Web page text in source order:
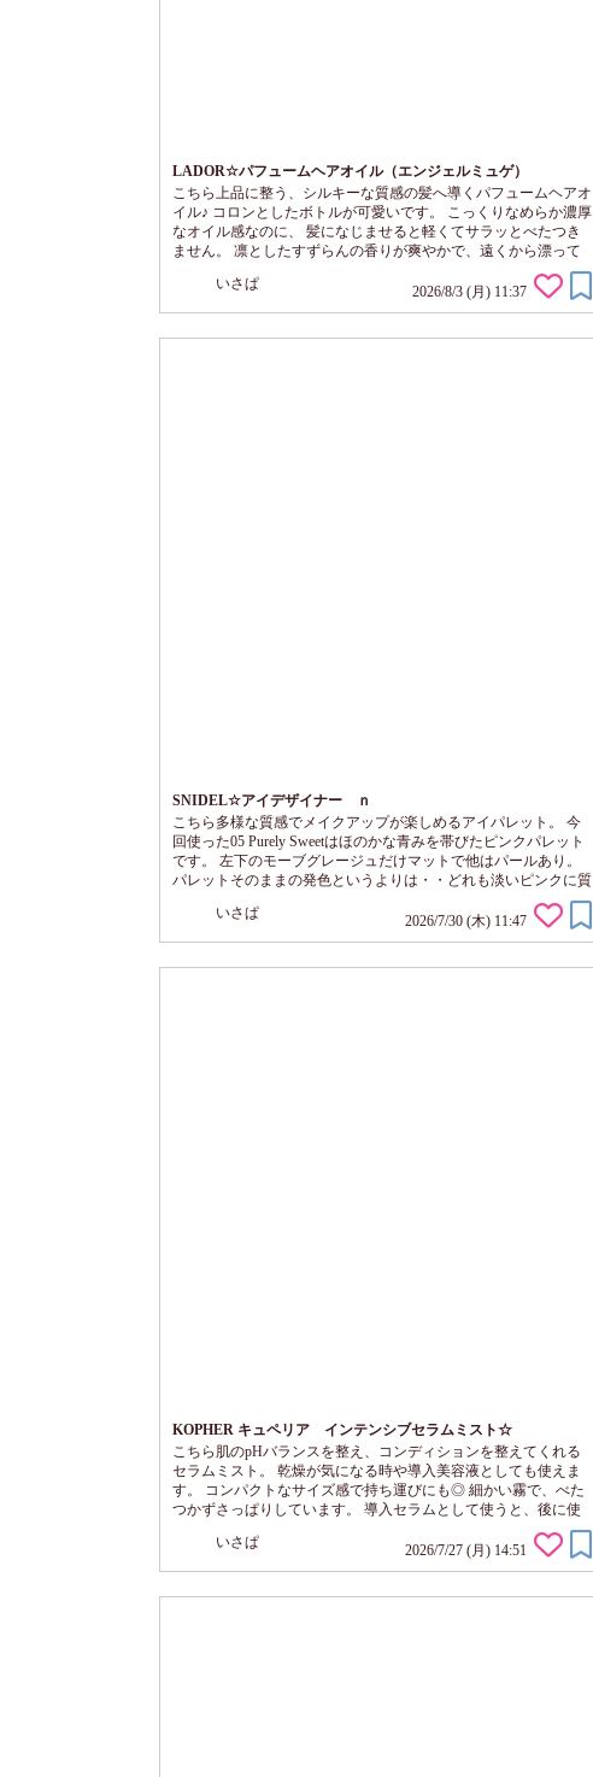
LADOR☆パフュームヘアオイル（エンジェルミュゲ）
こちら上品に整う、シルキーな質感の髪へ導くパフュームヘアオ
イル♪ コロンとしたボトルが可愛いです。 こっくりなめらか濃厚
なオイル感なのに、 髪になじませると軽くてサラッとべたつき
ません。 凛としたすずらんの香りが爽やかで、遠くから漂って
くるような優しさ。 絶妙で香りが強すぎないのが嬉しいです。
タオルドライした髪になじませて使うと、髪1本１に弾力感ある
しなやかなツヤ髪に見えます。 サラストンな軽やか髪です☆ 私
いさぱ 2026/8/3 (月) 11:37
SNIDEL☆アイデザイナー ｎ
こちら多様な質感でメイクアップが楽しめるアイパレット。 今
回使った05 Purely Sweetはほのかな青みを帯びたピンクパレット
です。 左下のモーブグレージュだけマットで他はパールあり。
パレットそのままの発色というよりは・・どれも淡いピンクに質
感違うパール感。 自然なベースからトップの濡れたようなツヤ
まで絶妙な演出！ ささっと使うだけで光がさしたようにパッと
目元を明るく見せてくれます！すごい！ アイシャドウって「色
いさぱ 2026/7/30 (木) 11:47
KOPHER キュペリア インテンシブセラムミスト☆
こちら肌のpHバランスを整え、コンディションを整えてくれる
セラムミスト。 乾燥が気になる時や導入美容液としても使えま
す。 コンパクトなサイズ感で持ち運びにも◎ 細かい霧で、べた
つかずさっぱりしています。 導入セラムとして使うと、後に使
うスキンケアの肌なじみがよいです。 香りなく、誰にでも使い
やすそう。 エアコンと汗でごわつきが気になった時や、メイク
直し時にも使ってます。 娘はニキビ肌でキュペリアインテンシ
いさぱ 2026/7/27 (月) 14:51